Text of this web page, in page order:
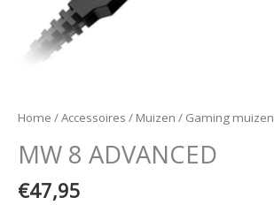
Home /Accessoires / Muizen / Gaming muizen
MW 8 ADVANCED
€47,95